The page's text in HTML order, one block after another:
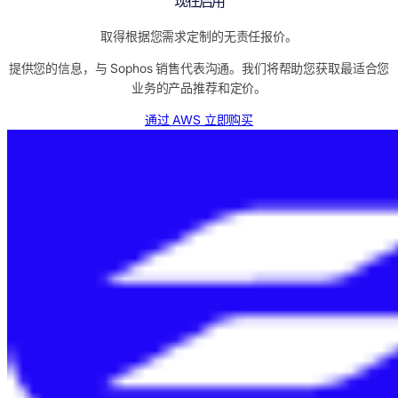
取得根据您需求定制的无责任报价。
提供您的信息，与 Sophos 销售代表沟通。我们将帮助您获取最适合您
业务的产品推荐和定价。
通过 AWS 立即购买